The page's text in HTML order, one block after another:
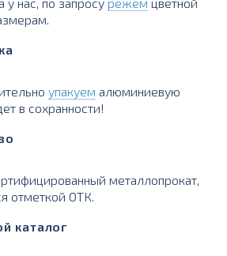
упакуем алюминиевую
в сохранности!
металлопрокат,
отметкой ОТК.
каталог